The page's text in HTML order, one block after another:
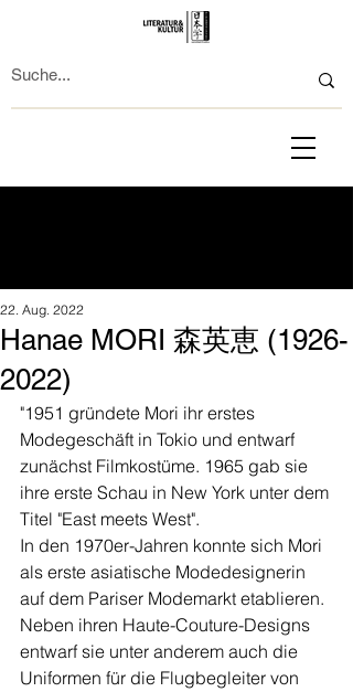
Hanae MORI 森英恵 (1926-
2022)
22. Aug. 2022
"1951 gründete Mori ihr erstes
Modegeschäft in Tokio und entwarf
zunächst Filmkostüme. 1965 gab sie
ihre erste Schau in New York unter dem
Titel "East meets West".
In den 1970er-Jahren konnte sich Mori
als erste asiatische Modedesignerin
auf dem Pariser Modemarkt etablieren.
Neben ihren Haute-Couture-Designs
entwarf sie unter anderem auch die
Uniformen für die Flugbegleiter von